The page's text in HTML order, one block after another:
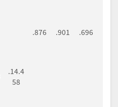
.876 .901 .696
.14.4
58